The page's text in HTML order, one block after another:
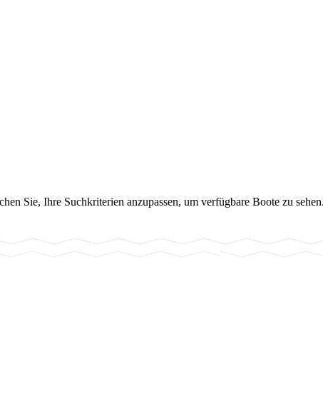
Sie, Ihre Suchkriterien anzupassen, um verfügbare Boote zu